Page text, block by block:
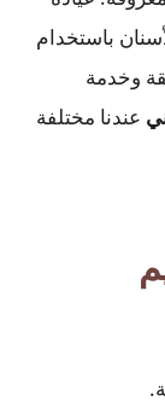
باستخدام
وخدمة
عندنا مختلفة